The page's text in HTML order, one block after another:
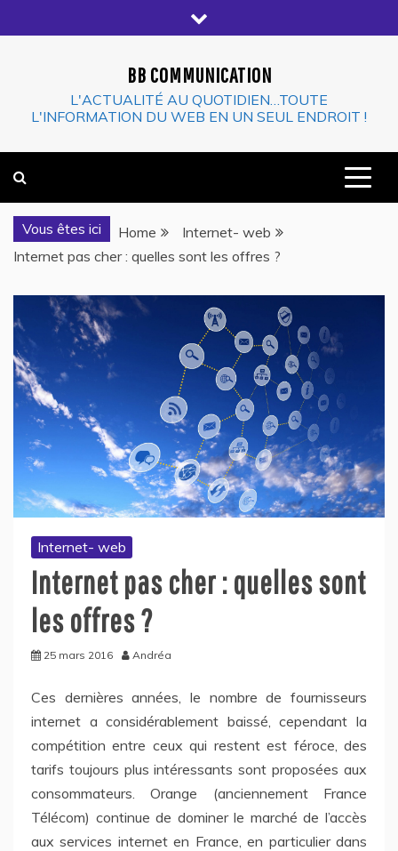
to
BB COMMUNICATION
L'ACTUALITÉ AU QUOTIDIEN…TOUTE
L'INFORMATION DU WEB EN UN SEUL ENDROIT !
Vous êtes ici Home
Internet- web
Internet pas cher : quelles sont les offres ?
Internet- web
Internet pas cher : quelles sont
les offres ?
25 mars 2016 Andréa
Ces dernières années, le nombre de fournisseurs
internet a considérablement baissé, cependant la
compétition entre ceux qui restent est féroce, des
tarifs toujours plus intéressants sont proposées aux
consommateurs. Orange (anciennement France
Télécom) continue de dominer le marché de l’accès
aux services internet en France, en particulier dans